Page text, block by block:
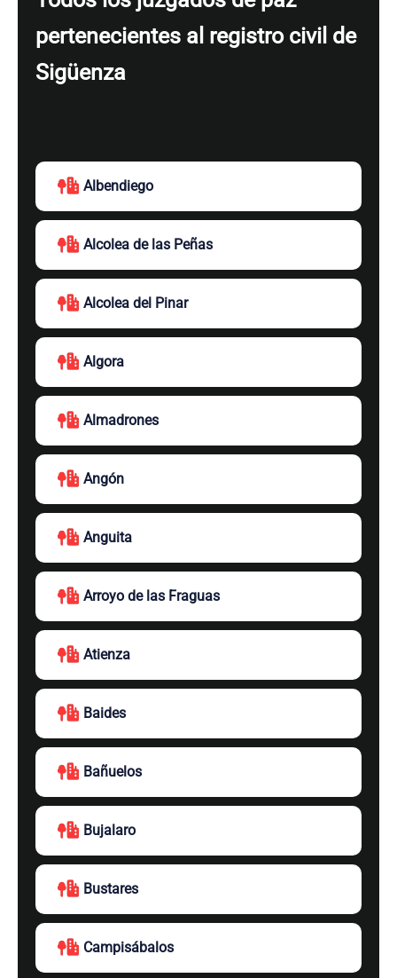
pertenecientes al registro civil de
Sigüenza
Albendiego
Alcolea de las Peñas
Alcolea del Pinar
Algora
Almadrones
Angón
Anguita
Arroyo de las Fraguas
Atienza
Baides
Bañuelos
Bujalaro
Bustares
Campisábalos